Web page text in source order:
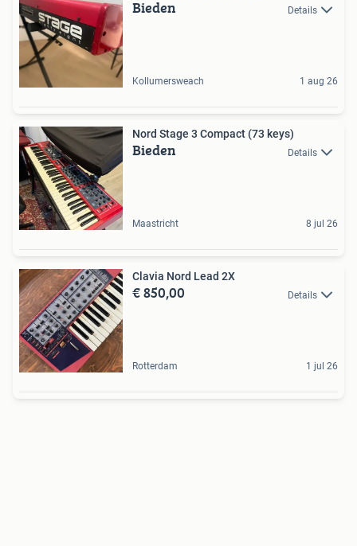
Bieden Details
Kollumersweach 1 aug 26
Nord Stage 3 Compact (73 keys)
Bieden Details
Maastricht 8 jul 26
Clavia Nord Lead 2X
€ 850,00 Details
Rotterdam 1 jul 26